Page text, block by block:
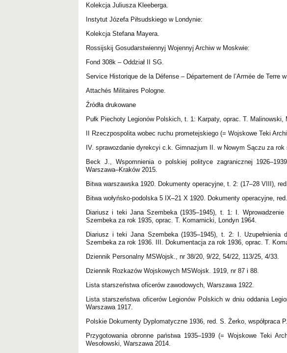
Kolekcja Juliusza Kleeberga.
Instytut Józefa Piłsudskiego w Londynie:
Kolekcja Stefana Mayera.
Rossijskij Gosudarstwiennyj Wojennyj Archiw w Moskwie:
Fond 308k – Oddział II SG.
Service Historique de la Défense – Département de l’Armée de Terre
Attachés Militaires Pologne.
Źródła drukowane
Pułk Piechoty Legionów Polskich, t. 1: Karpaty, oprac. T. Malinowski,
II Rzeczpospolita wobec ruchu prometejskiego (= Wojskowe Teki
IV. sprawozdanie dyrekcyi c.k. Gimnazjum II. w Nowym Sączu za rok
Beck J., Wspomnienia o polskiej polityce zagranicznej
Warszawa–Kraków 2015.
Bitwa warszawska 1920. Dokumenty operacyjne, t. 2: (17–28 VIII),
Bitwa wołyńsko-podolska 5 IX–21 X 1920. Dokumenty operacyjne,
Diariusz i teki Jana Szembeka (1935–1945), t. 1: I.
Szembeka za rok 1935, oprac. T. Komarnicki, Londyn 1964.
Diariusz i teki Jana Szembeka (1935–1945), t. 2: I.
Szembeka za rok 1936. III. Dokumentacja za rok 1936, oprac. T.
Dziennik Personalny MSWojsk., nr 38/20, 9/22, 54/22, 113/25, 4/33.
Dziennik Rozkazów Wojskowych MSWojsk. 1919, nr 87 i 88.
Lista starszeństwa oficerów zawodowych, Warszawa 1922.
Lista starszeństwa oficerów Legionów Polskich w dniu oddania
Warszawa 1917.
Polskie Dokumenty Dyplomatyczne 1936, red. S. Żerko, współpraca P.
Przygotowania obronne państwa 1935–1939 (= Wojskowe Teki
Wesołowski, Warszawa 2014.